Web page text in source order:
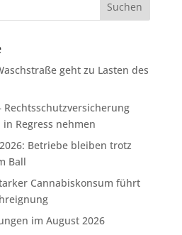
geht zu Lasten des
Regress nehmen
Betriebe bleiben trotz
Ball
Cannabiskonsum führt
im August 2026